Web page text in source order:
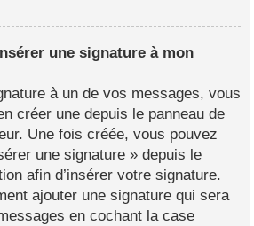
une signature à mon
à un de vos messages, vous
créer une depuis le panneau de
Une fois créée, vous pouvez
une signature » depuis le
afin d’insérer votre signature.
ajouter une signature qui sera
en cochant la case